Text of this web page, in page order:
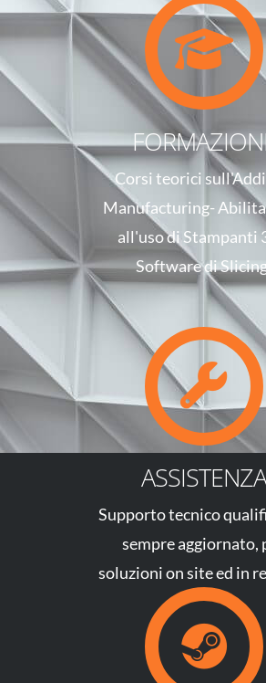
Corsi teorici
Manufacturing-
all'uso di Stampanti
Software di
Supporto tecnico
sempre aggiornato,
soluzioni on site ed in